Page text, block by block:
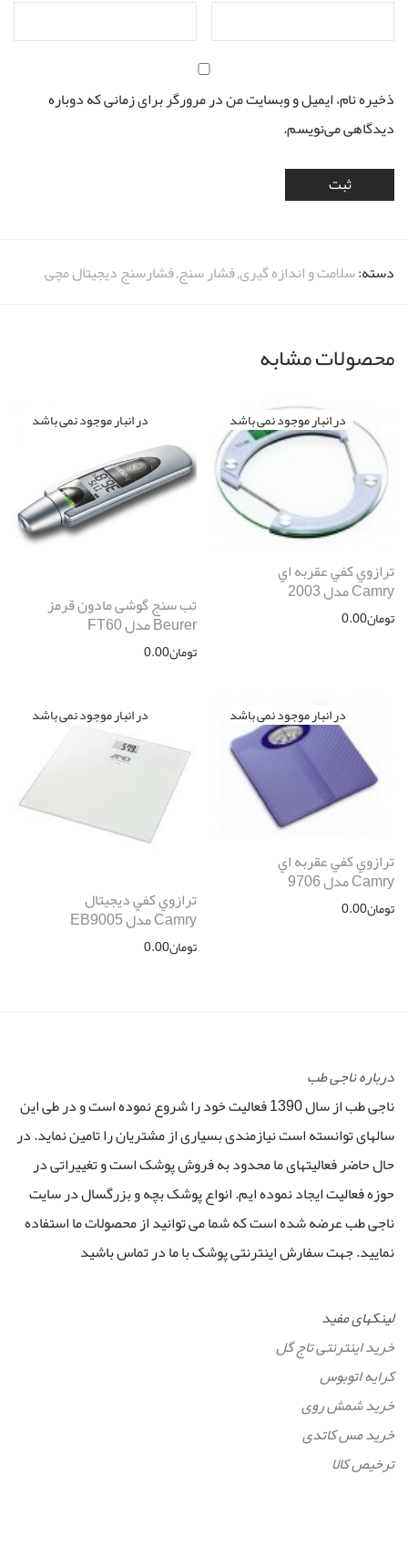
ذخیره نام، ایمیل و وبسایت من در مرورگر برای زمانی که دوباره
دیدگاهی می‌نویسم.
دسته:سلامت و اندازه گیری,فشار سنج,فشارسنج دیجیتال مچی
محصولات مشابه
ترازوي كفي عقربه اي
Camry مدل 2003
تومان0.00 تب سنج گوشی مادون قرمز
Beurer مدل FT60
تومان0.00
ترازوي كفي عقربه اي
Camry مدل 9706
تومان0.00 ترازوي كفي ديجيتال
Camry مدل EB9005
تومان0.00
درباره ناجی طب
ناجی طب از سال 1390 فعالیت خود را شروع نموده است و در طی این
سالهای توانسته است نیازمندی بسیاری از مشتریان را تامین نماید. در
حال حاضر فعالیتهای ما محدود به فروش پوشک است و تغییراتی در
حوزه فعالیت ایجاد نموده ایم. انواع پوشک بچه و بزرگسال در سایت
ناجی طب عرضه شده است که شما می توانید از محصولات ما استفاده
نمایید. جهت سفارش اینترنتی پوشک با ما در تماس باشید
لینکهای مفید
خرید اینترنتی تاج گل
کرایه اتوبوس
خرید شمش روی
خرید مس کاتدی
ترخیص کالا